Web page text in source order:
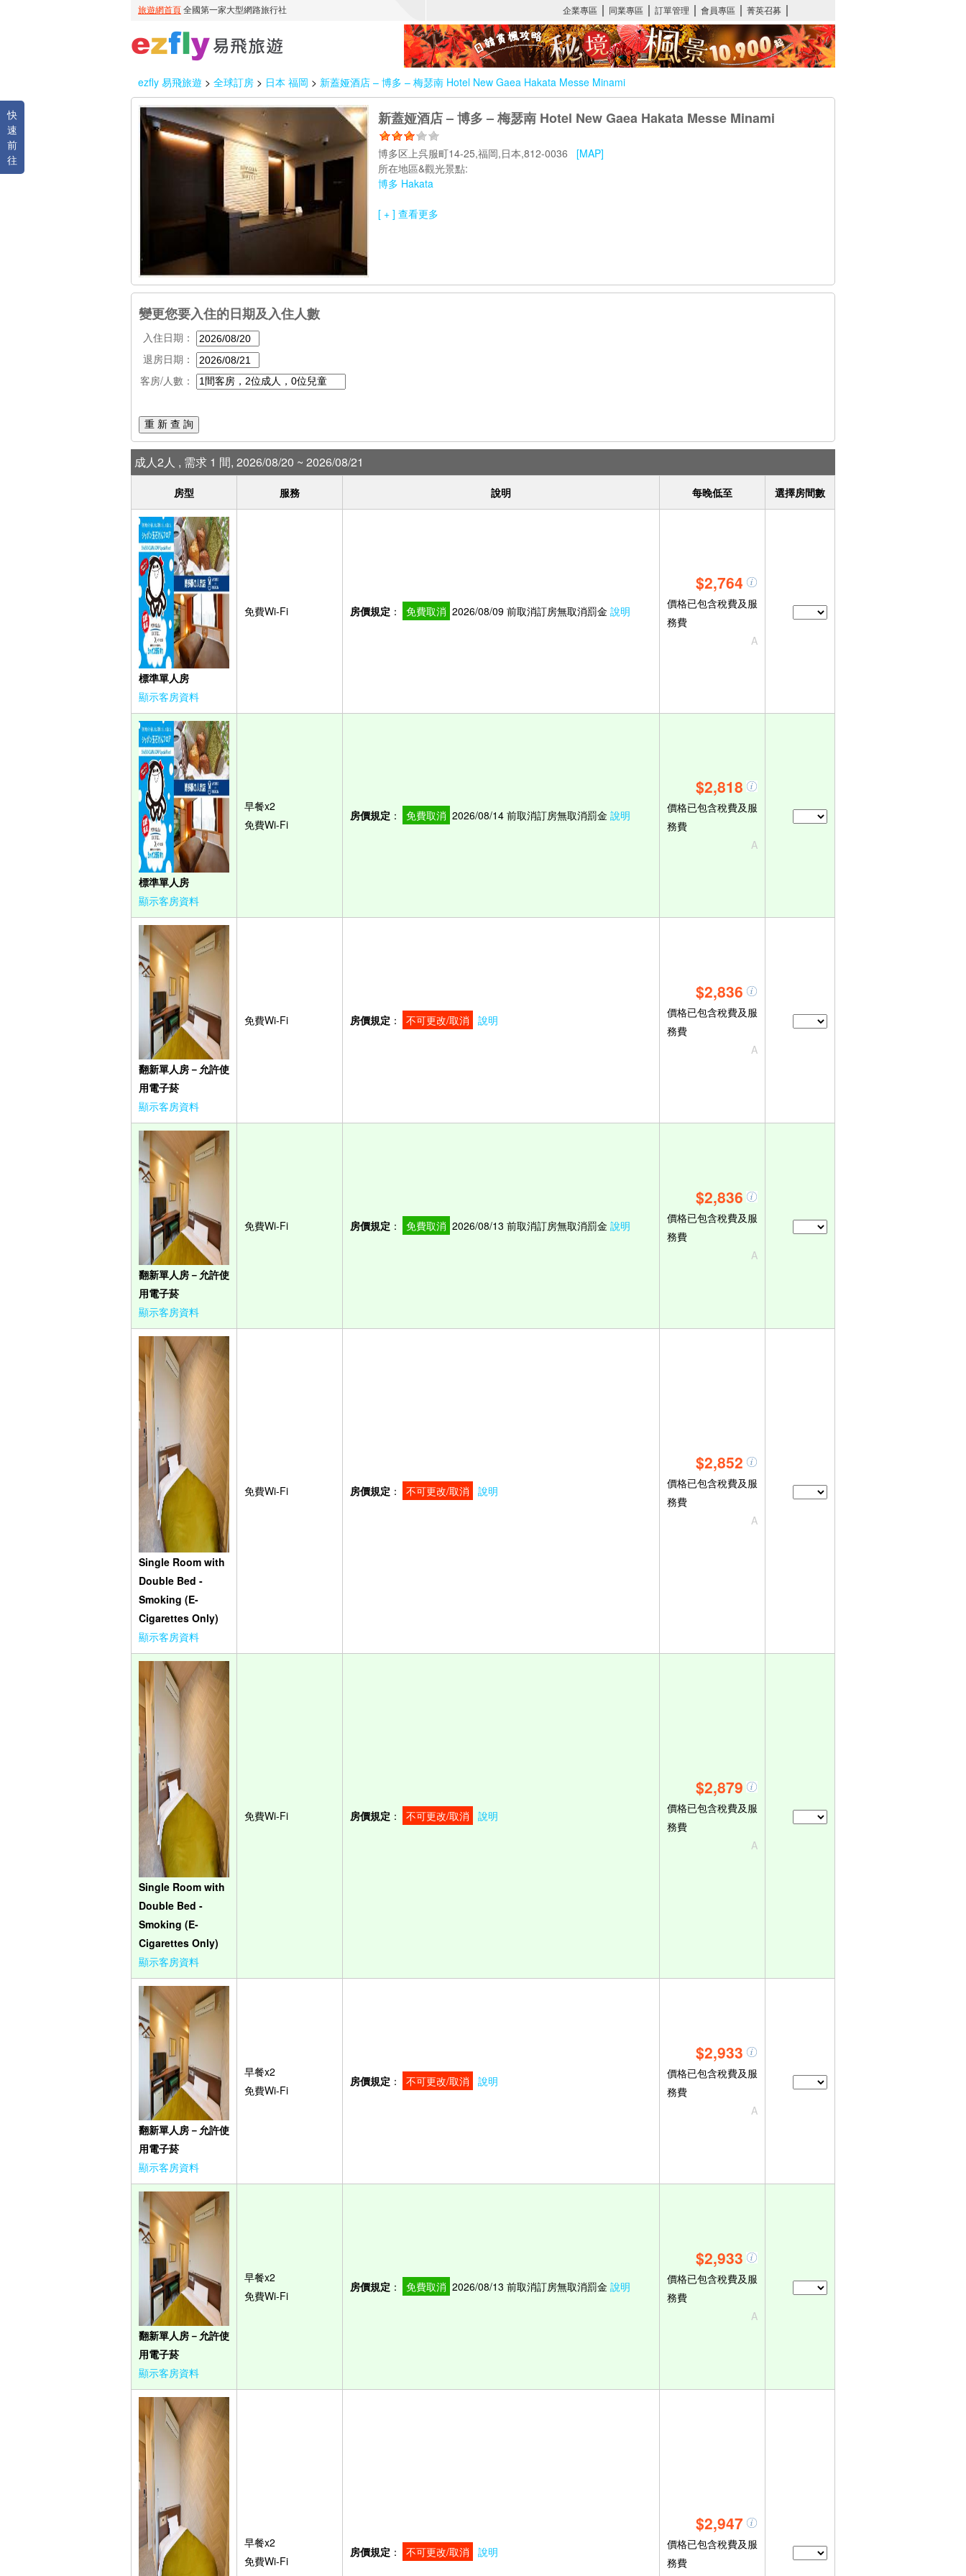
ezfly 易飛旅遊 > 全球訂房 > 日本 福岡 > 新蓋娅酒店 – 博多 – 梅瑟南 Hotel New Gaea Hakata Messe Minami
快
速
前
往
新蓋娅酒店 – 博多 – 梅瑟南 Hotel New Gaea Hakata Messe Minami
博多区上呉服町14-25,福岡,日本,812-0036 [MAP]
所在地區&觀光景點:
博多 Hakata
[ + ] 查看更多
變更您要入住的日期及入住人數
入住日期：
退房日期：
客房/人數：
重 新 查 詢
成人2人 , 需求 1 間, 2026/08/20 ~ 2026/08/21
房型 服務 說明 每晚低至 選擇房間數
標準單人房
顯示客房資料
免費Wi-Fi 房價規定 ： 免費取消 2026/08/09 前取消訂房無取消罰金 說明
$2,764
價格已包含稅費及服
務費
A
標準單人房
顯示客房資料
早餐x2
免費Wi-Fi
房價規定 ： 免費取消 2026/08/14 前取消訂房無取消罰金 說明
$2,818
價格已包含稅費及服
務費
A
翻新單人房－允許使
用電子菸
顯示客房資料
免費Wi-Fi 房價規定 ： 不可更改/取消 說明
$2,836
價格已包含稅費及服
務費
A
翻新單人房－允許使
用電子菸
顯示客房資料
免費Wi-Fi 房價規定 ： 免費取消 2026/08/13 前取消訂房無取消罰金 說明
$2,836
價格已包含稅費及服
務費
A
Single Room with
Double Bed -
Smoking (E-
Cigarettes Only)
顯示客房資料
免費Wi-Fi 房價規定 ： 不可更改/取消 說明
$2,852
價格已包含稅費及服
務費
A
Single Room with
Double Bed -
Smoking (E-
Cigarettes Only)
顯示客房資料
免費Wi-Fi 房價規定 ： 不可更改/取消 說明
$2,879
價格已包含稅費及服
務費
A
翻新單人房－允許使
用電子菸
顯示客房資料
早餐x2
免費Wi-Fi
房價規定 ： 不可更改/取消 說明
$2,933
價格已包含稅費及服
務費
A
翻新單人房－允許使
用電子菸
顯示客房資料
早餐x2
免費Wi-Fi
房價規定 ： 免費取消 2026/08/13 前取消訂房無取消罰金 說明
$2,933
價格已包含稅費及服
務費
A
早餐x2
免費Wi-Fi
房價規定 ： 不可更改/取消 說明
$2,947
價格已包含稅費及服
務費